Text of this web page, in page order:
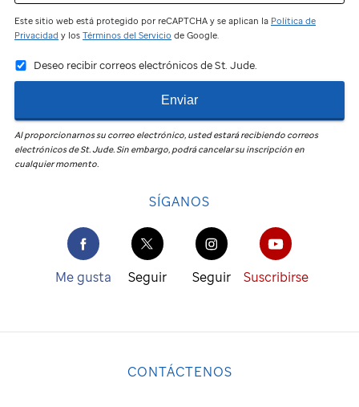
Este sitio web está protegido por reCAPTCHA y se aplican la Política de
Privacidad y los Términos del Servicio de Google.
Deseo recibir correos electrónicos de St. Jude.
Enviar
Al proporcionarnos su correo electrónico, usted estará recibiendo correos
electrónicos deSt. Jude.Sin embargo, podrá cancelar su inscripción en
cualquier momento.
SÍGANOS
Me gusta Seguir Seguir Suscribirse
CONTÁCTENOS